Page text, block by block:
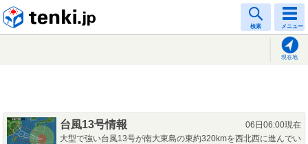
検索 メニュー
現在地
台風13号情報
06日06:00現在
大型で強い台風13号が南大東島の東約320kmを西北西に進んでい